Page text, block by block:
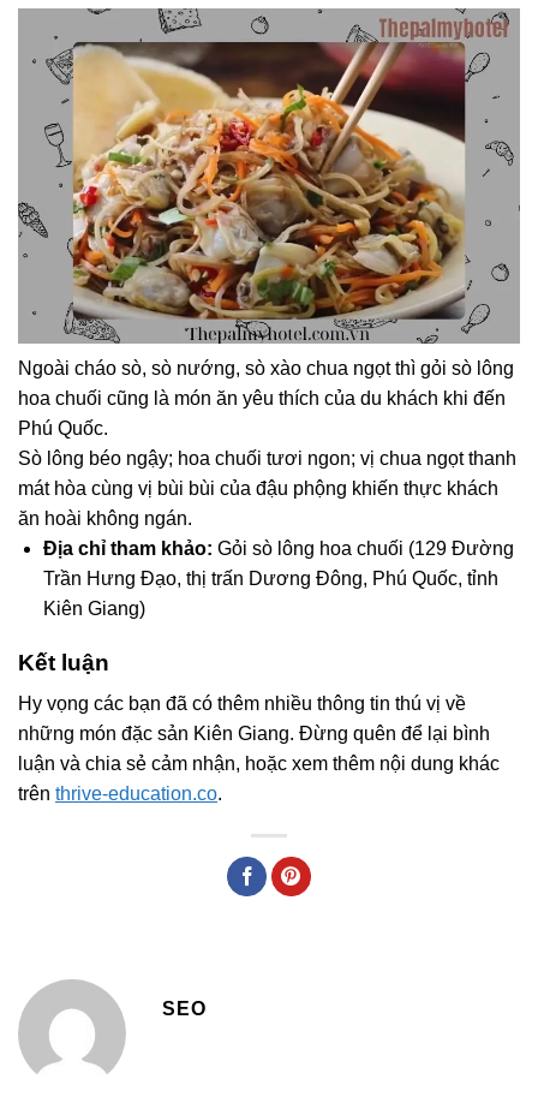
Ngoài cháo sò, sò nướng, sò xào chua ngọt thì gỏi sò lông
hoa chuối cũng là món ăn yêu thích của du khách khi đến
Phú Quốc.
Sò lông béo ngậy; hoa chuối tươi ngon; vị chua ngọt thanh
mát hòa cùng vị bùi bùi của đậu phộng khiến thực khách
ăn hoài không ngán.
Địa chỉ tham khảo: Gỏi sò lông hoa chuối (129 Đường
Trần Hưng Đạo, thị trấn Dương Đông, Phú Quốc, tỉnh
Kiên Giang)
Kết luận
Hy vọng các bạn đã có thêm nhiều thông tin thú vị về
những món đặc sản Kiên Giang. Đừng quên để lại bình
luận và chia sẻ cảm nhận, hoặc xem thêm nội dung khác
trên thrive-education.co.
SEO